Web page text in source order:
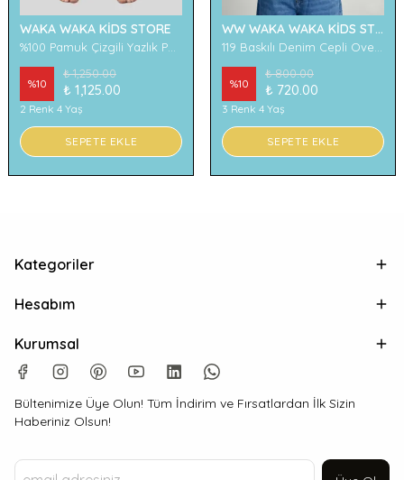
WAKA WAKA KİDS STORE
%10
₺ 1,250.00
₺ 1,125.00
2 Renk 4 Yaş
SEPETE EKLE
WW WAKA WAKA KİDS STORE
%10
₺ 800.00
₺ 720.00
3 Renk 4 Yaş
SEPETE EKLE
Kategoriler
Hesabım
Kurumsal
Bültenimize Üye Olun! Tüm İndirim ve Fırsatlardan İlk Sizin
Haberiniz Olsun!